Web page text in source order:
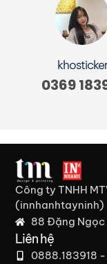
0369
Công ty TNHH
(innhanhtayninh)
88 Đặng Ngọc
Liên hệ
0888.183918